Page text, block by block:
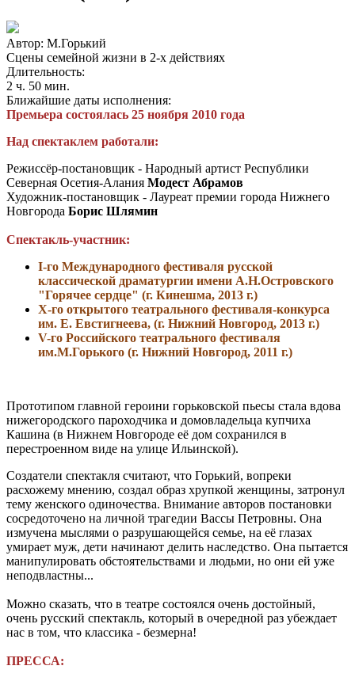
Автор: М.Горький
Сцены семейной жизни в 2-х действиях
Длительность:
2 ч. 50 мин.
Ближайшие даты исполнения:
Премьера состоялась 25 ноября 2010 года
Над спектаклем работали:
Режиссёр-постановщик - Народный артист Республики
Северная Осетия-Алания Модест Абрамов
Художник-постановщик - Лауреат премии города Нижнего
Новгорода Борис Шлямин
Спектакль-участник:
I-го Международного фестиваля русской
классической драматургии имени А.Н.Островского
"Горячее сердце" (г. Кинешма, 2013 г.)
Х-го открытого театрального фестиваля-конкурса
им. Е. Евстигнеева, (г. Нижний Новгород, 2013 г.)
V-го Российского театрального фестиваля
им.М.Горького (г. Нижний Новгород, 2011 г.)
Прототипом главной героини горьковской пьесы стала вдова
нижегородского пароходчика и домовладельца купчиха
Кашина (в Нижнем Новгороде её дом сохранился в
перестроенном виде на улице Ильинской).
Создатели спектакля считают, что Горький, вопреки
расхожему мнению, создал образ хрупкой женщины, затронул
тему женского одиночества. Внимание авторов постановки
сосредоточено на личной трагедии Вассы Петровны. Она
измучена мыслями о разрушающейся семье, на её глазах
умирает муж, дети начинают делить наследство. Она пытается
манипулировать обстоятельствами и людьми, но они ей уже
неподвластны...
Можно сказать, что в театре состоялся очень достойный,
очень русский спектакль, который в очередной раз убеждает
нас в том, что классика - безмерна!
ПРЕССА: